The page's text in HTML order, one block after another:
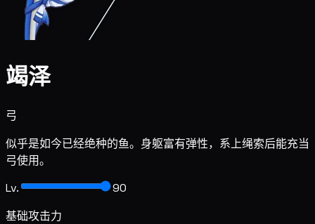
竭泽
弓
似乎是如今已经绝种的鱼。身躯富有弹性，系上绳索后能充当
弓使用。
Lv.
90
基础攻击力